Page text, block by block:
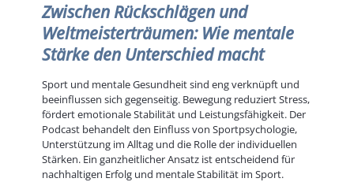
Zwischen Rückschlägen und
Weltmeisterträumen: Wie mentale
Stärke den Unterschied macht
Sport und mentale Gesundheit sind eng verknüpft und
beeinflussen sich gegenseitig. Bewegung reduziert Stress,
fördert emotionale Stabilität und Leistungsfähigkeit. Der
Podcast behandelt den Einfluss von Sportpsychologie,
Unterstützung im Alltag und die Rolle der individuellen
Stärken. Ein ganzheitlicher Ansatz ist entscheidend für
nachhaltigen Erfolg und mentale Stabilität im Sport.